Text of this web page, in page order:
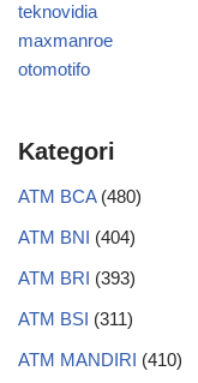
teknovidia
maxmanroe
otomotifo
Kategori
ATM BCA(480)
ATM BNI (404)
ATM BRI (393)
ATM BSI (311)
ATM MANDIRI (410)